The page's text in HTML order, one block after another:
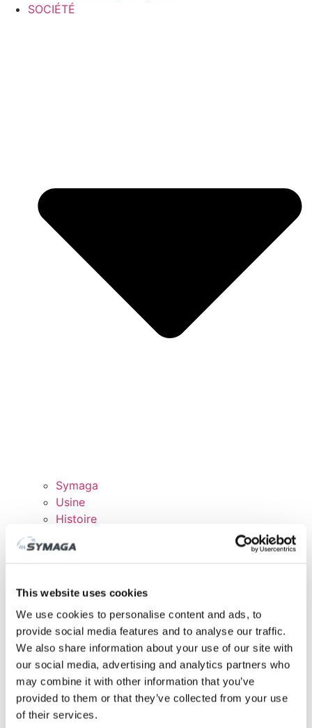
This website uses cookies
We use cookies to personalise content and ads, to
provide social media features and to analyse our traffic.
We also share information about your use of our site with
our social media, advertising and analytics partners who
may combine it with other information that you’ve
provided to them or that they’ve collected from your use
of their services.
SOCIÉTÉ
Symaga
Usine
Histoire
Responsabilité des Entreprises
Certificats et politiques
DOMAINE CLIENTS